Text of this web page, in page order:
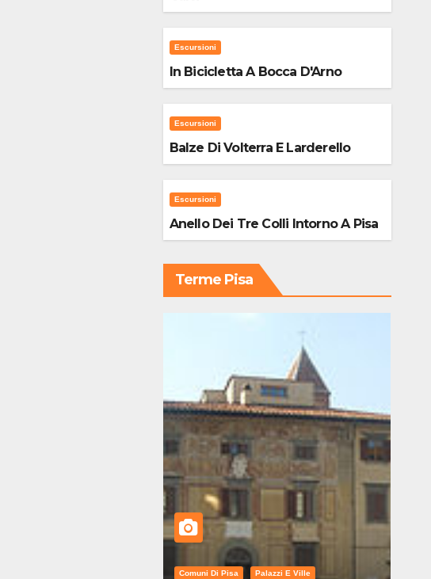
Escursioni
In Bicicletta A Bocca D'Arno
Escursioni
Balze Di Volterra E Larderello
Escursioni
Anello Dei Tre Colli Intorno A Pisa
Terme Pisa
Comuni Di Pisa Palazzi E Ville